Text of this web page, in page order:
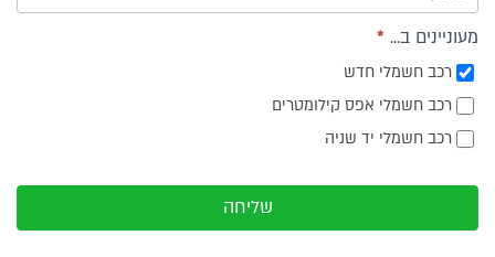
מעוניינים ב... *
רכב חשמלי חדש
רכב חשמלי אפס קילומטרים
רכב חשמלי יד שניה
שליחה